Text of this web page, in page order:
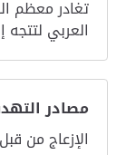
تغادر معظم
العربي لتتجه
مصادر
الإزعاج من